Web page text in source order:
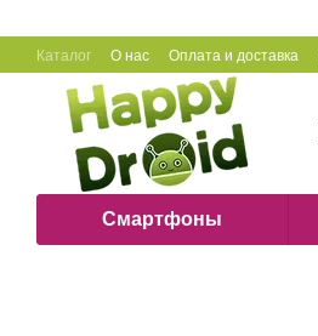
Каталог О нас Оплата и доставка
Смартфоны